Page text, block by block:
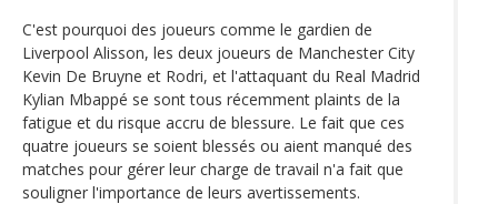
C'est pourquoi des joueurs comme le gardien de
Liverpool Alisson, les deux joueurs de Manchester City
Kevin De Bruyne et Rodri, et l'attaquant du Real Madrid
Kylian Mbappé se sont tous récemment plaints de la
fatigue et du risque accru de blessure. Le fait que ces
quatre joueurs se soient blessés ou aient manqué des
matches pour gérer leur charge de travail n'a fait que
souligner l'importance de leurs avertissements.